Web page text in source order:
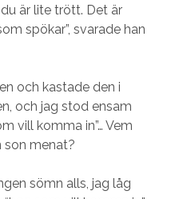
är lite trött. Det är
spökar”, svarade han
och kastade den i
och jag stod ensam
vill komma in”… Vem
son menat?
sömn alls, jag låg